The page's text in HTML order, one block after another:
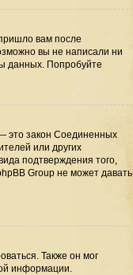
вам после
вы не написали ни
данных. Попробуйте
это закон Соединенных
или других
подтверждения того,
Group не может давать
Также он мог
информации.